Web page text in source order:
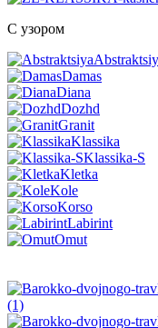
С узором
Damas
Diana
Dozhd
Granit
Klassika
Klassika-S
Kletka
Kole
Korso
Labirint
Omut
(1)